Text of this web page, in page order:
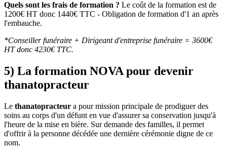
Quels sont les frais de formation ? Le coût de la formation est de
1200€ HT donc 1440€ TTC - Obligation de formation d'1 an après
l'embauche.
*Conseiller funéraire + Dirigeant d'entreprise funéraire = 3600€
HT donc 4230€ TTC.
5) La formation NOVA pour devenir
thanatopracteur
Le thanatopracteur a pour mission principale de prodiguer des
soins au corps d'un défunt en vue d'assurer sa conservation jusqu'à
l'heure de la mise en bière. Sur demande des familles, il permet
d'offrir à la personne décédée une dernière cérémonie digne de ce
nom.